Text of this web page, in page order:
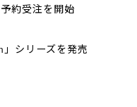
約受注を開始
シリーズを発売